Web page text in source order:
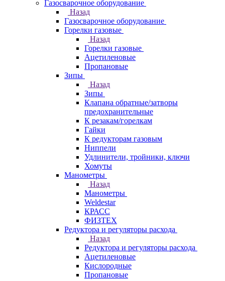
Газосварочное оборудование
Назад
Газосварочное оборудование
Горелки газовые
Назад
Горелки газовые
Ацетиленовые
Пропановые
Зипы
Назад
Зипы
Клапана обратные/затворы
предохранительные
К резакам/горелкам
Гайки
К редукторам газовым
Ниппели
Удлинители, тройники, ключи
Хомуты
Манометры
Назад
Манометры
Weldestar
КРАСС
ФИЗТЕХ
Редуктора и регуляторы расхода
Назад
Редуктора и регуляторы расхода
Ацетиленовые
Кислородные
Пропановые